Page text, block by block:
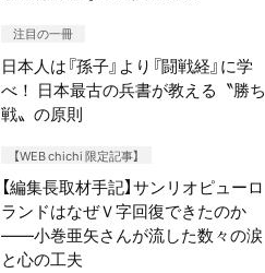
注目の一冊
日本人は『孫子』より『闘戦経』に学
べ！ 日本最古の兵書が教える〝勝ち
戦〟の原則
【WEB chichi 限定記事】
【編集長取材手記】サンリオピューロ
ランドはなぜＶ字回復できたのか
——小巻亜矢さんが流した数々の涙
と心の工夫